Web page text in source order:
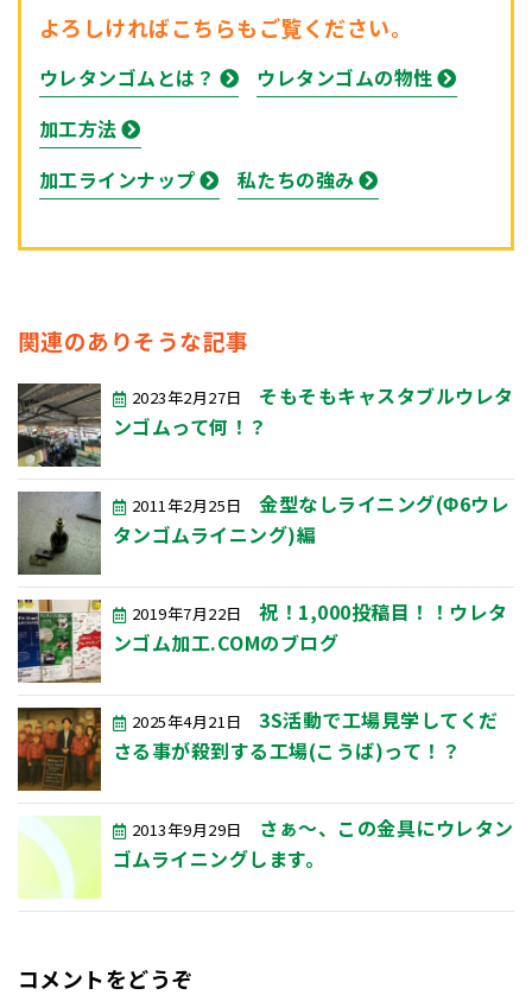
よろしければこちらもご覧ください。
ウレタンゴムとは？
ウレタンゴムの物性
加工方法
加工ラインナップ
私たちの強み
関連のありそうな記事
2023年2月27日
そもそもキャスタブルウレタ
ンゴムって何！？
2011年2月25日
金型なしライニング(Φ6ウレ
タンゴムライニング)編
2019年7月22日
祝！1,000投稿目！！ウレタ
ンゴム加工.COMのブログ
2025年4月21日
3S活動で工場見学してくだ
さる事が殺到する工場(こうば)って！？
2013年9月29日
さぁ〜、この金具にウレタン
ゴムライニングします。
コメントをどうぞ